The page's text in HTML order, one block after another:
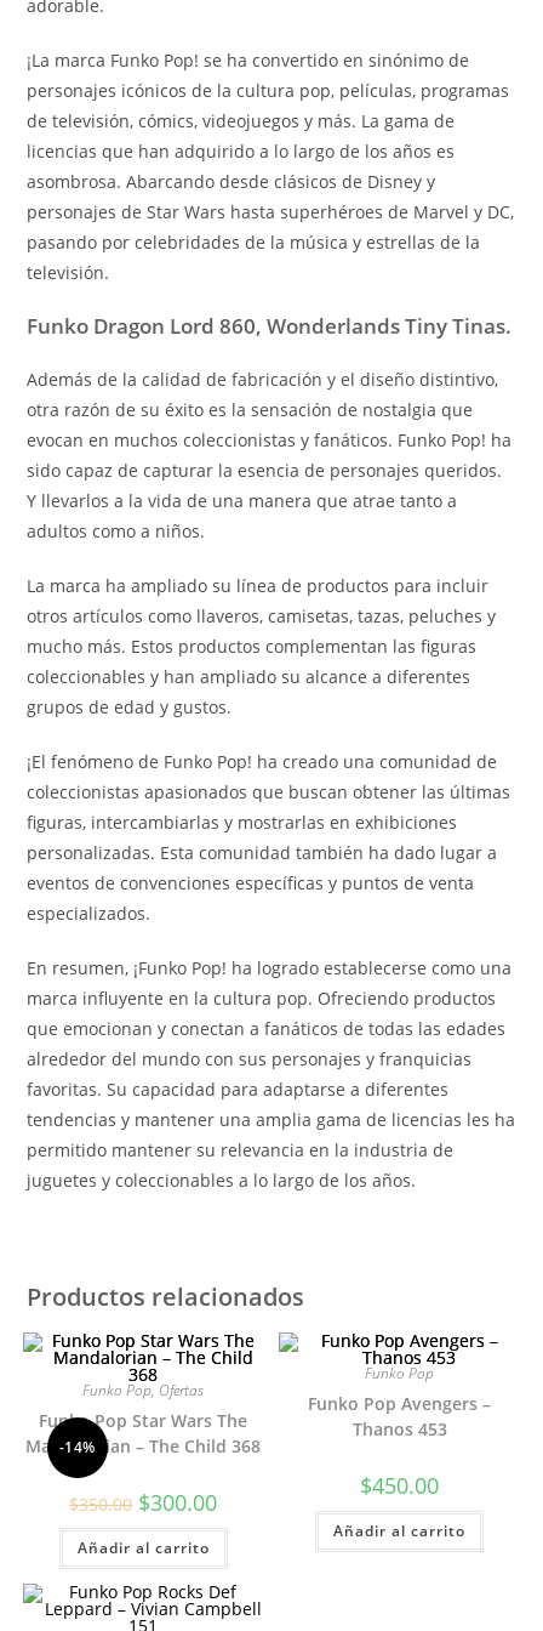
adorable.
¡La marca Funko Pop! se ha convertido en sinónimo de
personajes icónicos de la cultura pop, películas, programas
de televisión, cómics, videojuegos y más. La gama de
licencias que han adquirido a lo largo de los años es
asombrosa. Abarcando desde clásicos de Disney y
personajes de Star Wars hasta superhéroes de Marvel y DC,
pasando por celebridades de la música y estrellas de la
televisión.
Funko Dragon Lord 860, Wonderlands Tiny Tinas.
Además de la calidad de fabricación y el diseño distintivo,
otra razón de su éxito es la sensación de nostalgia que
evocan en muchos coleccionistas y fanáticos. Funko Pop! ha
sido capaz de capturar la esencia de personajes queridos.
Y llevarlos a la vida de una manera que atrae tanto a
adultos como a niños.
La marca ha ampliado su línea de productos para incluir
otros artículos como llaveros, camisetas, tazas, peluches y
mucho más. Estos productos complementan las figuras
coleccionables y han ampliado su alcance a diferentes
grupos de edad y gustos.
¡El fenómeno de Funko Pop! ha creado una comunidad de
coleccionistas apasionados que buscan obtener las últimas
figuras, intercambiarlas y mostrarlas en exhibiciones
personalizadas. Esta comunidad también ha dado lugar a
eventos de convenciones específicas y puntos de venta
especializados.
En resumen, ¡Funko Pop! ha logrado establecerse como una
marca influyente en la cultura pop. Ofreciendo productos
que emocionan y conectan a fanáticos de todas las edades
alrededor del mundo con sus personajes y franquicias
favoritas. Su capacidad para adaptarse a diferentes
tendencias y mantener una amplia gama de licencias les ha
permitido mantener su relevancia en la industria de
juguetes y coleccionables a lo largo de los años.
Productos relacionados
-14%
Funko Pop, Ofertas
Funko Pop Star Wars The
Mandalorian – The Child 368
$350.00 El
precio
original
era:
$350.00.
$300.00El
actual
$300.00.
Añadir al carrito
Funko Pop
Funko Pop Avengers –
Thanos 453
$450.00
Añadir al carrito